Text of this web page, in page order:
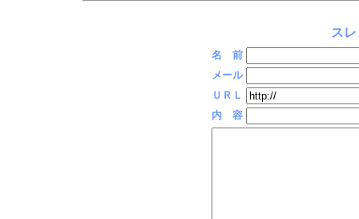
ス
名 前
メール
ＵＲＬ
内 容